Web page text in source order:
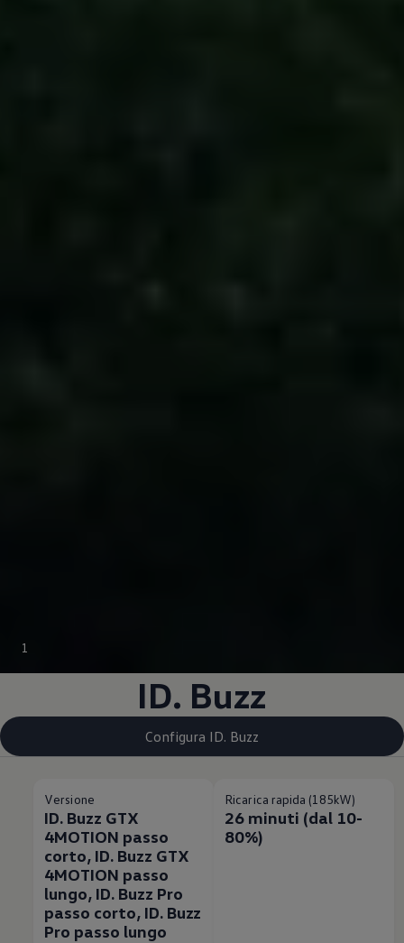
1
ID. Buzz
Configura ID. Buzz
Versione
ID. Buzz GTX
4MOTION passo
corto, ID. Buzz GTX
4MOTION passo
lungo, ID. Buzz Pro
passo corto, ID. Buzz
Pro passo lungo
Ricarica rapida (185kW)
26 minuti (dal 10-
80%)